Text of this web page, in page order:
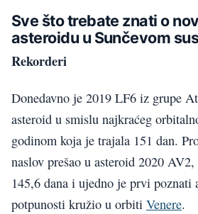
Sve što trebate znati o
asteroidu u Sunčevom
Rekorderi
Donedavno je 2019 LF6 iz grupe
asteroid u smislu najkraćeg
godinom koja je trajala 151 dan.
naslov prešao u asteroid 2020
145,6 dana i ujedno je prvi poznati
potpunosti kružio u orbiti Venere.